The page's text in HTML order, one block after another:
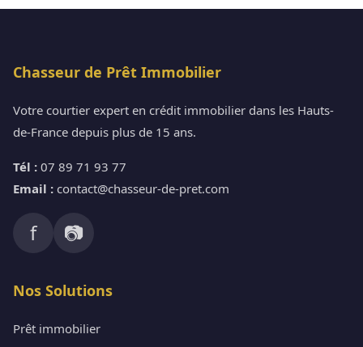
Chasseur de Prêt Immobilier
Votre courtier expert en crédit immobilier dans les Hauts-
de-France depuis plus de 15 ans.
Tél : 07 89 71 93 77
Email : contact@chasseur-de-pret.com
f 📷
Nos Solutions
Prêt immobilier